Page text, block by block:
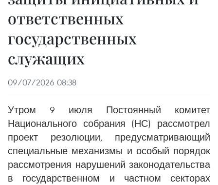
ответственных
государственных
служащих
09/07/2026 08:38
Утром 9 июля Постоянный комитет
Национального собрания (НС) рассмотрел
проект резолюции, предусматривающий
специальные механизмы и особый порядок
рассмотрения нарушений законодательства
в государственном и частном секторах